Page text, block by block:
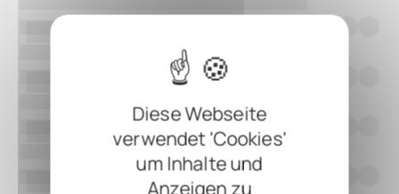
Diese Webseite
verwendet 'Cookies'
um Inhalte und
Anzeigen zu